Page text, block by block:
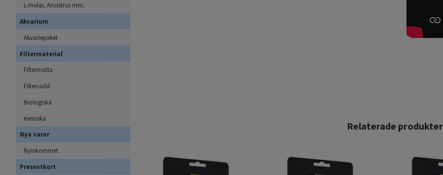
L-malar, Ancistrus mm.
Akvarium
Akvariepaket
Filtermaterial
Filtermatta
Filtervadd
Biologiska
Kemiska
Nya varor
Nyinkommet
Presentkort